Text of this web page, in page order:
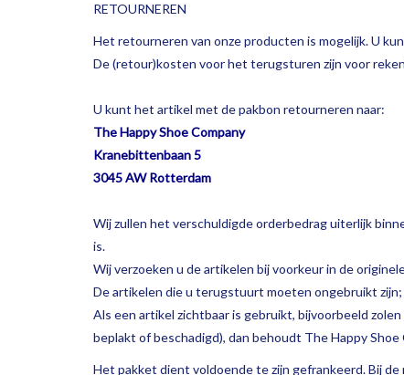
RETOURNEREN
Het retourneren van onze producten is mogelijk. U
De (retour)kosten voor het terugsturen zijn voor
U kunt het artikel met de pakbon retourneren naar:
The Happy Shoe Company
Kranebittenbaan 5
3045 AW Rotterdam
Wij zullen het verschuldigde orderbedrag uiterlijk
is.
Wij verzoeken u de artikelen bij voorkeur in de
De artikelen die u terugstuurt moeten ongebruikt
Als een artikel zichtbaar is gebruikt, bijvoorbeeld
beplakt of beschadigd), dan behoudt The Happy
Het pakket dient voldoende te zijn gefrankeerd. Bij